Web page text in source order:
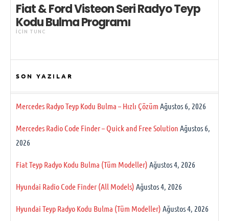
Fiat & Ford Visteon Seri Radyo Teyp
Kodu Bulma Programı
IÇIN TUNC
SON YAZILAR
Mercedes Radyo Teyp Kodu Bulma – Hızlı Çözüm Ağustos 6, 2026
Mercedes Radio Code Finder – Quick and Free Solution Ağustos 6,
2026
Fiat Teyp Radyo Kodu Bulma (Tüm Modeller) Ağustos 4, 2026
Hyundai Radio Code Finder (All Models) Ağustos 4, 2026
Hyundai Teyp Radyo Kodu Bulma (Tüm Modeller) Ağustos 4, 2026